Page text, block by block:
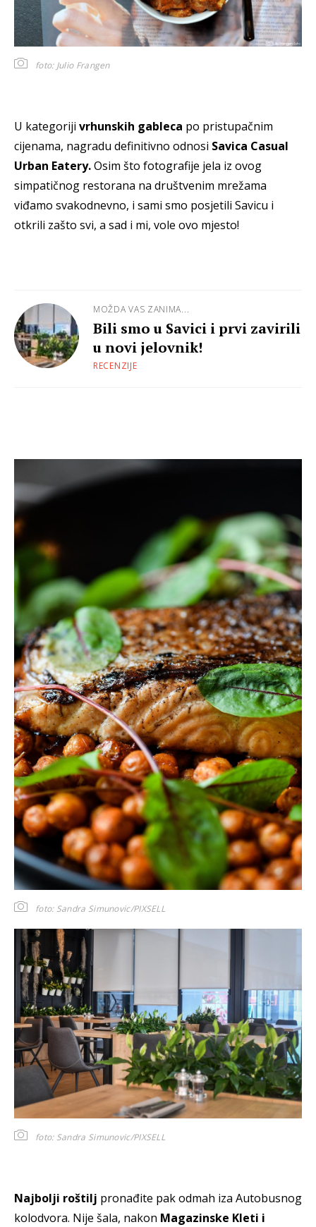
foto: Julio Frangen
U kategoriji vrhunskih gableca po pristupačnim
cijenama, nagradu definitivno odnosi Savica Casual
Urban Eatery.Osim što fotografije jela iz ovog
simpatičnog restorana na društvenim mrežama
viđamo svakodnevno, i sami smo posjetili Savicu i
otkrili zašto svi, a sad i mi, vole ovo mjesto!
MOŽDA VAS ZANIMA...
Bili smo u Savici i prvi zavirili
u novi jelovnik!
RECENZIJE
foto: Sandra Simunovic/PIXSELL
foto: Sandra Simunovic/PIXSELL
Najbolji roštilj pronađite pak odmah iza Autobusnog
kolodvora. Nije šala, nakon Magazinske Kleti i